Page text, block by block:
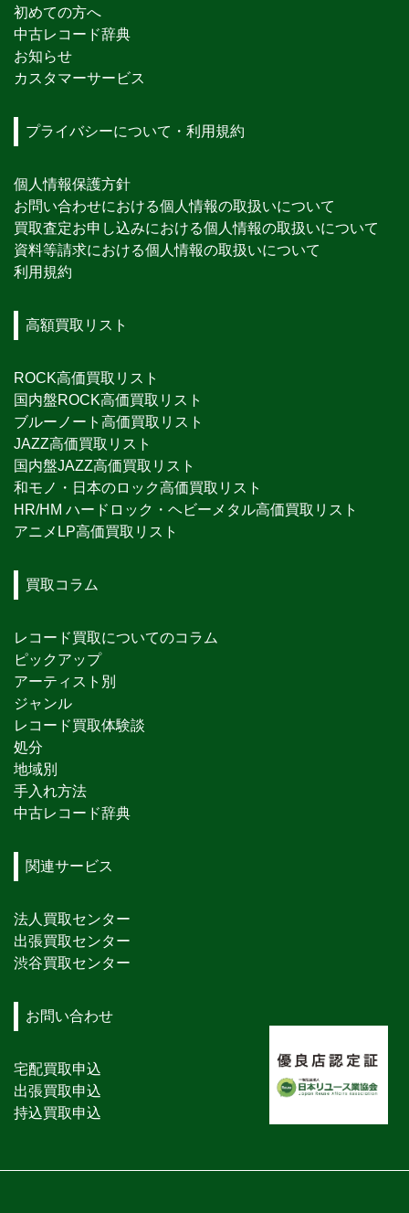
初めての方へ
中古レコード辞典
お知らせ
カスタマーサービス
プライバシーについて・利用規約
個人情報保護方針
お問い合わせにおける個人情報の取扱いについて
買取査定お申し込みにおける個人情報の取扱いについて
資料等請求における個人情報の取扱いについて
利用規約
高額買取リスト
ROCK高価買取リスト
国内盤ROCK高価買取リスト
ブルーノート高価買取リスト
JAZZ高価買取リスト
国内盤JAZZ高価買取リスト
和モノ・日本のロック高価買取リスト
HR/HM ハードロック・ヘビーメタル高価買取リスト
アニメLP高価買取リスト
買取コラム
レコード買取についてのコラム
ピックアップ
アーティスト別
ジャンル
レコード買取体験談
処分
地域別
手入れ方法
中古レコード辞典
関連サービス
法人買取センター
出張買取センター
渋谷買取センター
お問い合わせ
宅配買取申込
出張買取申込
持込買取申込